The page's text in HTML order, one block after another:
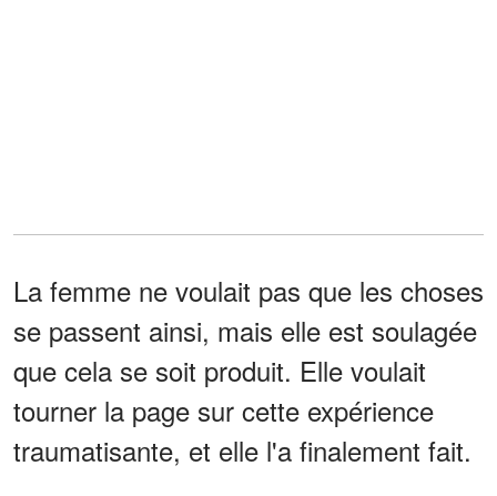
La femme ne voulait pas que les choses
se passent ainsi, mais elle est soulagée
que cela se soit produit. Elle voulait
tourner la page sur cette expérience
traumatisante, et elle l'a finalement fait.